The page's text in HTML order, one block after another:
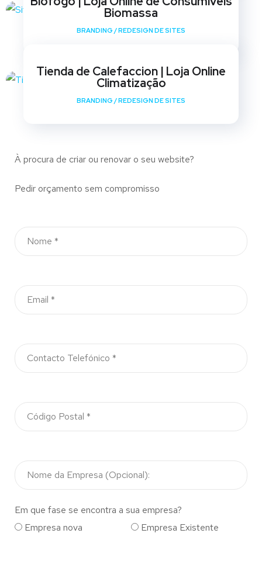
Biomassa
BRANDING /REDESIGN DE SITES
Tienda de Calefaccion | Loja Online
Climatização
BRANDING /REDESIGN DE SITES
À procura de criar ou renovar o seu website?
Pedir orçamento sem compromisso
Em que fase se encontra a sua empresa?
Empresa nova
Empresa Existente